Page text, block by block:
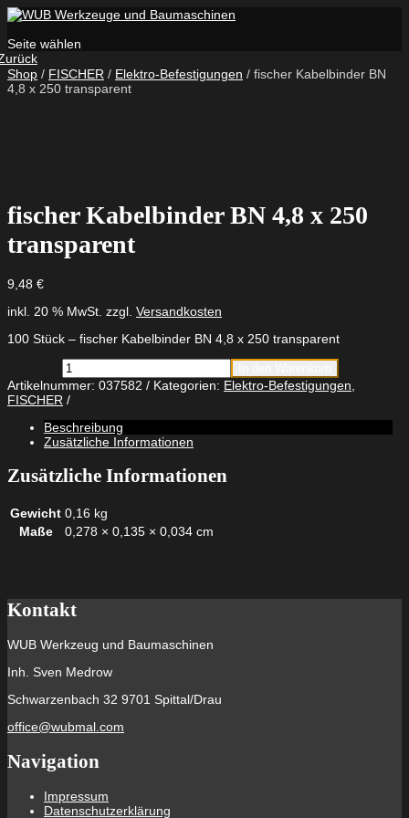
Seite wählen
Shop / FISCHER / Elektro-Befestigungen / fischer Kabelbinder BN
4,8 x 250 transparent
fischer Kabelbinder BN 4,8 x 250
transparent
9,48 €
inkl. 20 % MwSt. zzgl. Versandkosten
100 Stück – fischer Kabelbinder BN 4,8 x 250 transparent
fischer
Kabelbinder
BN
4,8
x
250
transparent
Menge
Artikelnummer: 037582 Kategorien: Elektro-Befestigungen
FISCHER
Beschreibung
Zusätzliche Informationen
Zusätzliche Informationen
Gewicht 0,16 kg
Maße
0,278 × 0,135 × 0,034 cm
Kontakt
WUB Werkzeug und Baumaschinen
Inh. Sven Medrow
Schwarzenbach 32 9701 Spittal/Drau
office@wubmal.com
Navigation
Impressum
Datenschutzerklärung